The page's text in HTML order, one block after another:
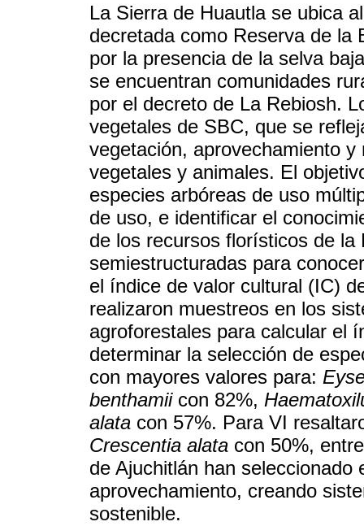
La Sierra de Huautla se ubica
decretada como Reserva de la
por la presencia de la selva
se encuentran comunidades
por el decreto de La Rebiosh.
vegetales de SBC, que se
vegetación, aprovechamiento
vegetales y animales. El
especies arbóreas de uso
de uso, e identificar el
de los recursos florísticos de
semiestructuradas para
el índice de valor cultural (IC)
realizaron muestreos en los
agroforestales para calcular el
determinar la selección de
con mayores valores para:
benthamiicon 82%,
alata con 57%. Para VI
Crescentia alata con 50%,
de Ajuchitlán han seleccionado
aprovechamiento, creando
sostenible.